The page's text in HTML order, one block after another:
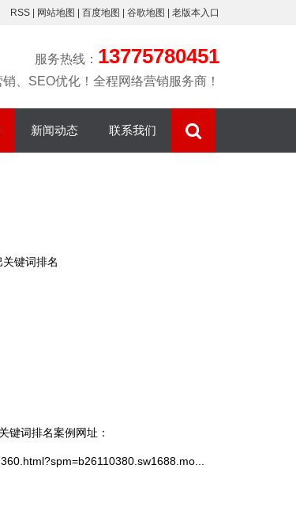
RSS 网站地图 百度地图 谷歌地图 老版本入口
服务热线： 13775780451
、SEO优化！全程网络营销服务商！
新闻动态
营
常见问题
联系我们
键词排名
键词排名案例网址：